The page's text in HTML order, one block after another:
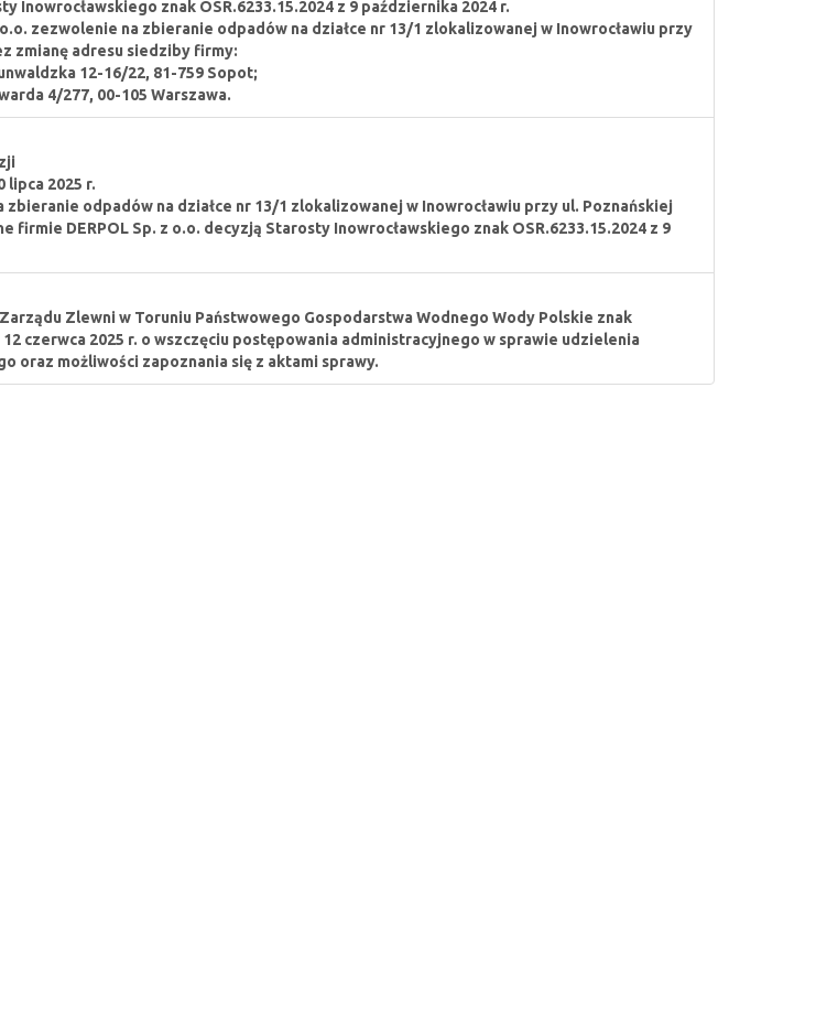
Inowrocławskiego znak OSR.6233.15.2024 z 9 października 2024 r.
zezwolenie na zbieranie odpadów na działce nr 13/1 zlokalizowanej w Inowrocławiu przy
zmianę adresu siedziby firmy:
12-16/22, 81-759 Sopot;
4/277, 00-105 Warszawa.
lipca 2025 r.
odpadów na działce nr 13/1 zlokalizowanej w Inowrocławiu przy ul. Poznańskiej
firmie DERPOL Sp. z o.o. decyzją Starosty Inowrocławskiego znak OSR.6233.15.2024 z 9
Zlewni w Toruniu Państwowego Gospodarstwa Wodnego Wody Polskie znak
12 czerwca 2025 r. o wszczęciu postępowania administracyjnego w sprawie udzielenia
oraz możliwości zapoznania się z aktami sprawy.